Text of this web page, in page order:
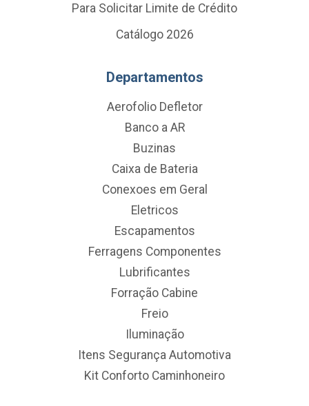
Para Solicitar Limite de Crédito
Catálogo 2026
Departamentos
Aerofolio Defletor
Banco a AR
Buzinas
Caixa de Bateria
Conexoes em Geral
Eletricos
Escapamentos
Ferragens Componentes
Lubrificantes
Forração Cabine
Freio
Iluminação
Itens Segurança Automotiva
Kit Conforto Caminhoneiro